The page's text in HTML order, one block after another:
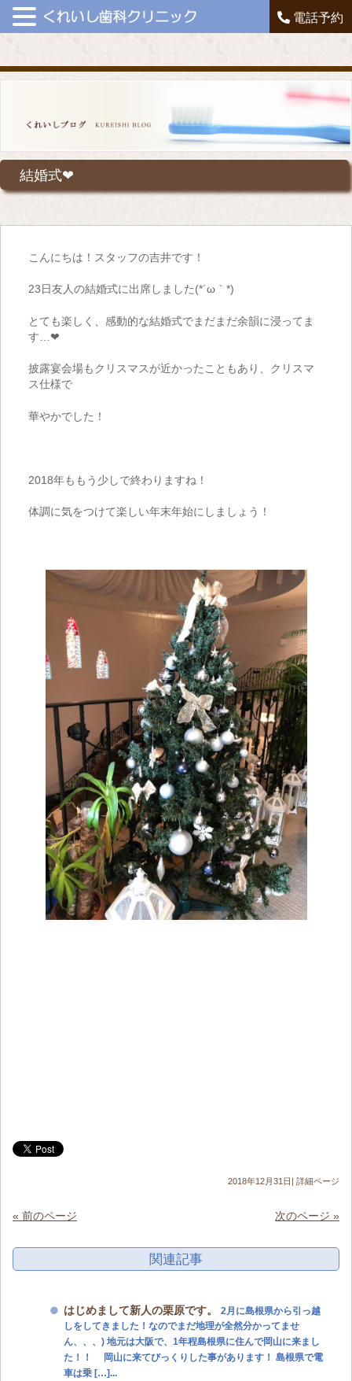
電話予約
結婚式❤
こんにちは！スタッフの吉井です！
23日友人の結婚式に出席しました(*´ω｀*)
とても楽しく、感動的な結婚式でまだまだ余韻に浸ってま
す…❤
披露宴会場もクリスマスが近かったこともあり、クリスマ
ス仕様で
華やかでした！
2018年ももう少しで終わりますね！
体調に気をつけて楽しい年末年始にしましょう！
2018年12月31日| 詳細ページ
« 前のページ 次のページ »
関連記事
はじめまして新人の栗原です。 2月に島根県から引っ越
しをしてきました！なのでまだ地理が全然分かってませ
ん、、、) 地元は大阪で、1年程島根県に住んで岡山に来まし
た！！ 岡山に来てびっくりした事があります！ 島根県で電
車は乗 […]...